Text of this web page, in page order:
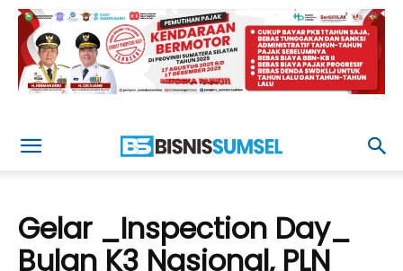
Gelar _Inspection Day_
Bulan K3 Nasional, PLN